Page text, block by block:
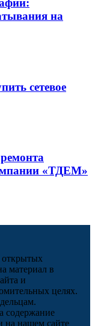
на
сетевое
«ТДЕМ»
открытых
материал в
и
целях.
содержание
на нашем сайте